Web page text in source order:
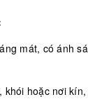
mát, có ánh
khói hoặc nơi kín,